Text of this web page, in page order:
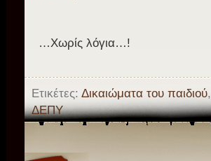
…Χωρίς λόγια…!
Ετικέτες: Δικαιώματα του παιδιού,
ΔΕΠΥ